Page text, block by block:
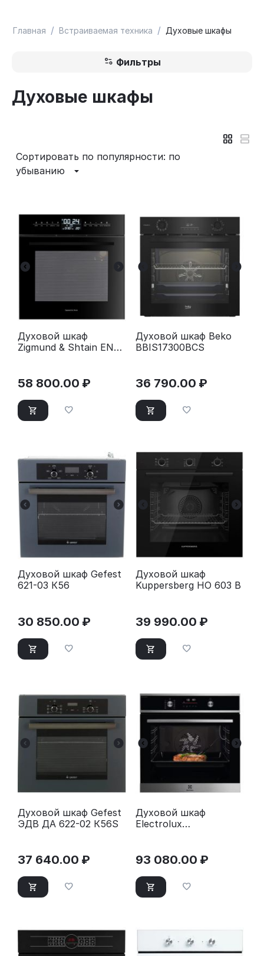
Главная / Встраиваемая техника / Духовые шкафы
Фильтры
Духовые шкафы
Сортировать по популярности: по
убыванию
Духовой шкаф
Zigmund & Shtain EN
58 800.00 ₽
Духовой шкаф Beko
BBIS17300BCS
36 790.00 ₽
Духовой шкаф Gefest
621-03 К56
30 850.00 ₽
Духовой шкаф
Kuppersberg HO 603 B
39 990.00 ₽
Духовой шкаф Gefest
ЭДВ ДА 622-02 К56S
37 640.00 ₽
Духовой шкаф
Electrolux
93 080.00 ₽